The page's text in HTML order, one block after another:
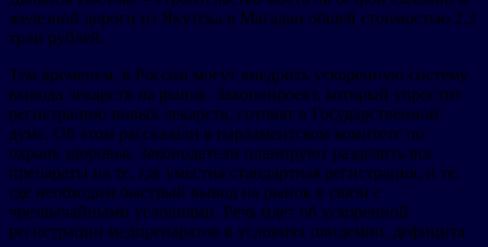
железной дороги из Якутска в Магадан общей стоимостью 2,3
трлн рублей.
Тем временем, в России могут внедрить ускоренную систему
вывода лекарств на рынок. Законопроект, который упростит
регистрацию новых лекарств, готовят в Государственной
думе. Об этом рассказали в парламентском комитете по
охране здоровья. Законодатели планируют разделить все
препараты на те, где уместна стандартная регистрация, и те,
где необходим быстрый вывод на рынок в связи с
чрезвычайными условиями. Речь идет об ускоренной
регистрации медпрепаратов в условиях пандемии, дефицита